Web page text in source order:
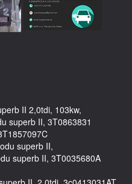
II 2,0tdi, 103kw,
superb II, 3T0863831
superb II,
superb II, 3T0035680A